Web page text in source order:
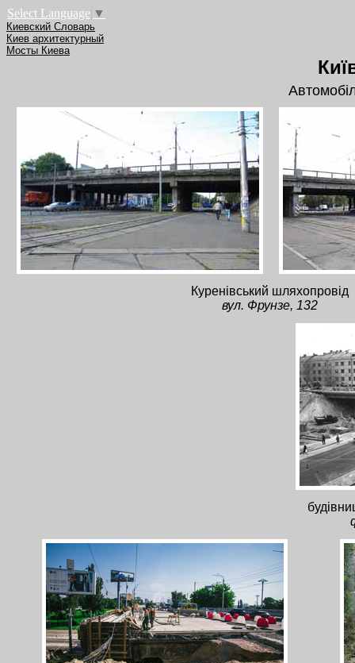
Select Language ▼
Киевский Словарь
Киев архитектурный
Мосты Киева
Куренівський шляхопровід
вул. Фрунзе, 132